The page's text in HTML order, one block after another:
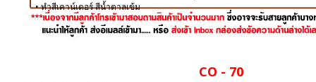
​• ทำสีเคาน์เตอร์ สีน้ำตาลเข้ม
CO - 70